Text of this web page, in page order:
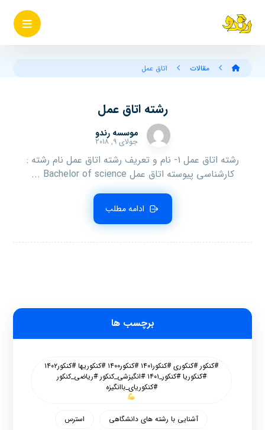
مقالات اتاق عمل
رشته اتاق عمل
موسسه رندو
جولای ۹, ۲۰۱۸
رشته اتاق عمل ۱- نام و تعریف رشته اتاق عمل نام رشته :
کارشناسی پیوسته اتاق عمل Bachelor of science ...
ادامه مطلب
برچسب ها
#کنکور #کنکوری #کنکور۱۴۰۱ #کنکور۱۴۰۰ #کنکوریها #کنکور۱۴۰۲
#کنکوریا #کنکور_۱۴۰۱ #انگیزشی_کنکور #ریاضی_کنکور
#کنکوریای_باانگیزه
آشنایی با رشته های دانشگاهی استرس